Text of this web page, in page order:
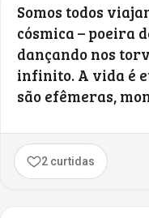
Somos todos
cósmica – poeira
dançando nos
infinito. A vida é
são efêmeras,
2 curtidas